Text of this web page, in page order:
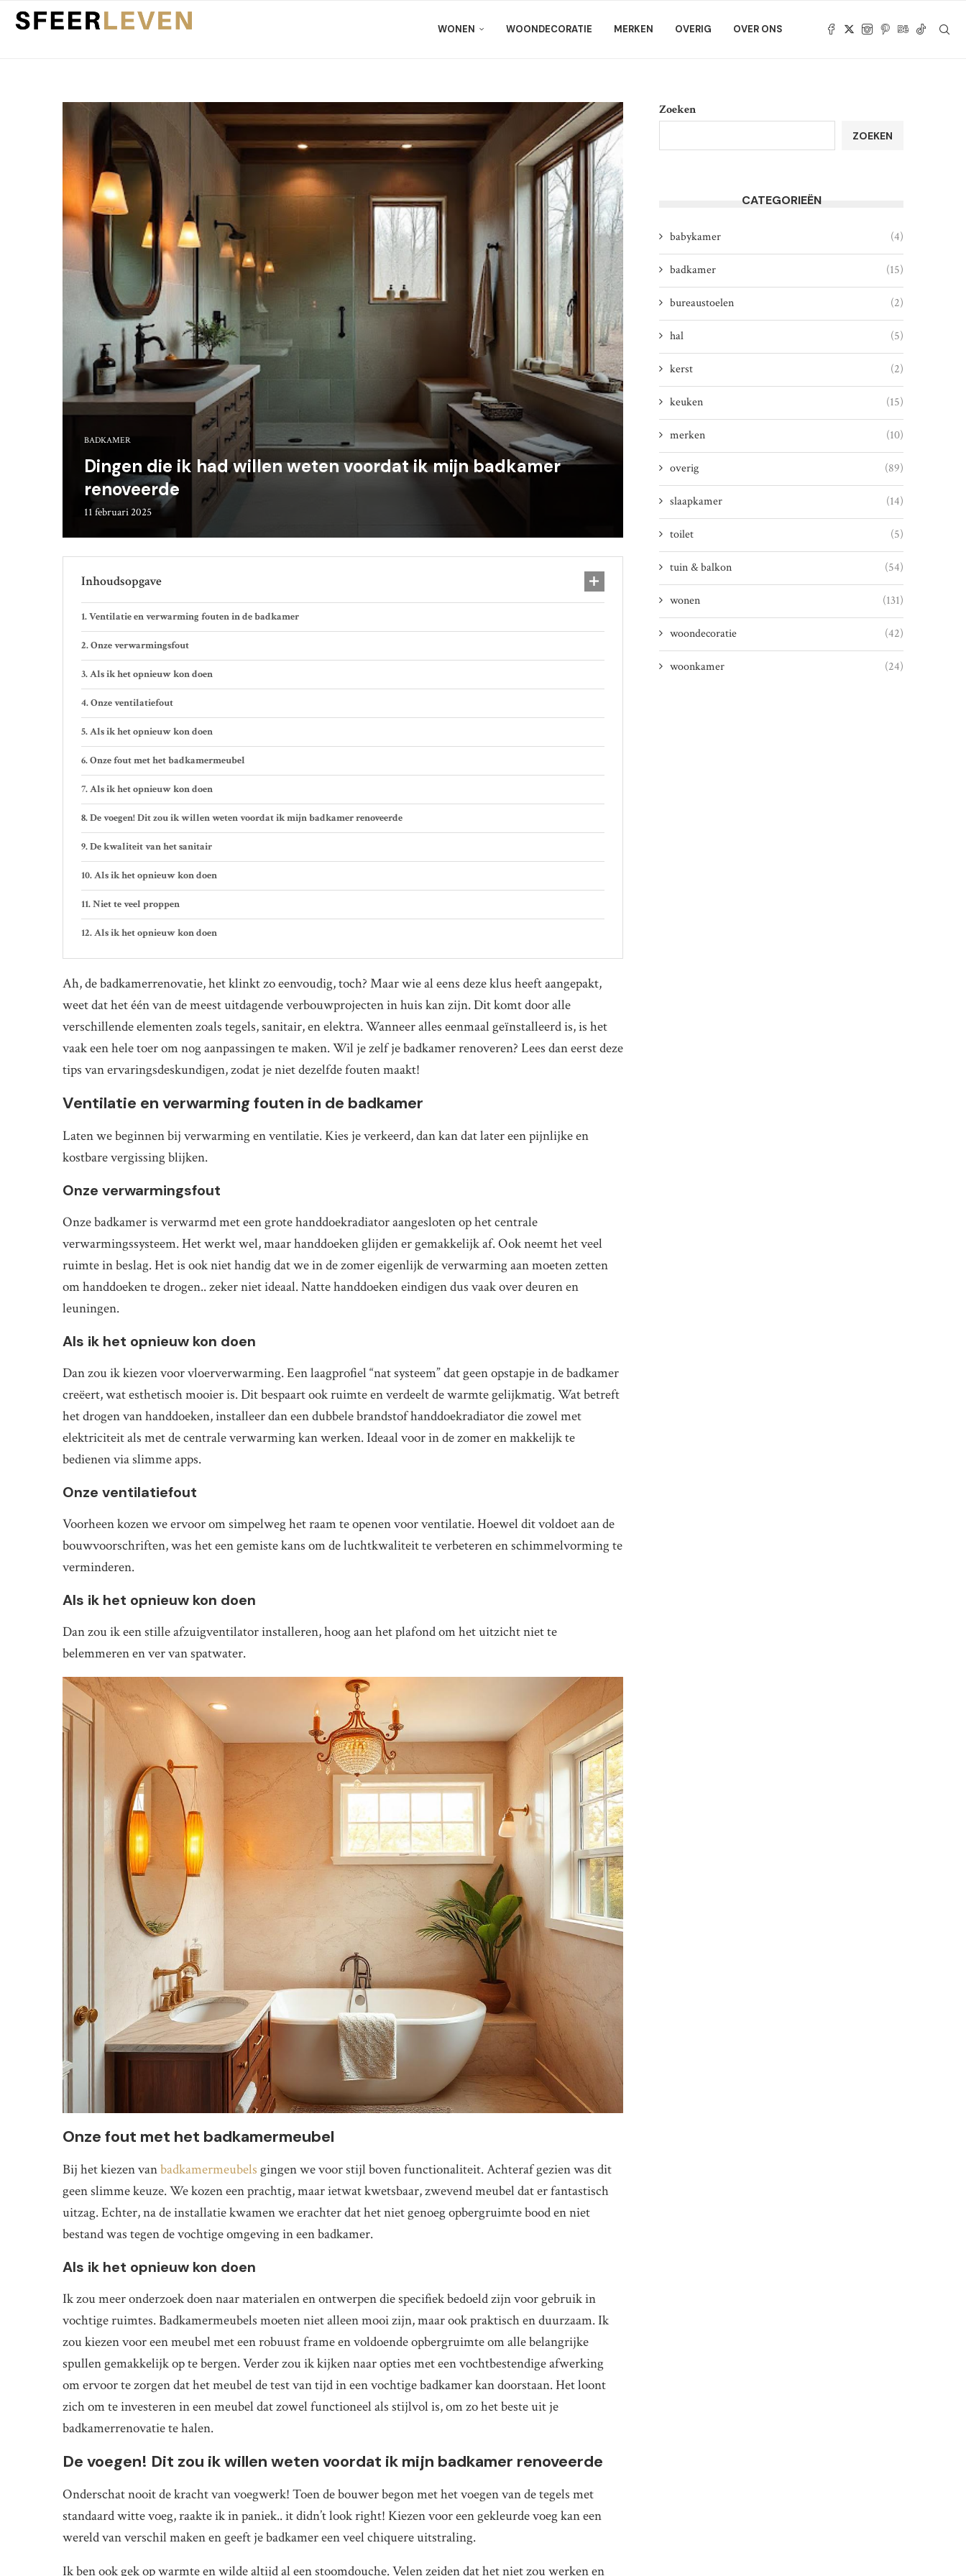
WONEN WOONDECORATIE MERKEN OVERIG OVER ONS
BADKAMER
Dingen die ik had willen weten voordat ik mijn badkamer
renoveerde
11 februari 2025
Inhoudsopgave
Ventilatie en verwarming fouten in de badkamer
Onze verwarmingsfout
Als ik het opnieuw kon doen
Onze ventilatiefout
Als ik het opnieuw kon doen
Onze fout met het badkamermeubel
Als ik het opnieuw kon doen
De voegen! Dit zou ik willen weten voordat ik mijn badkamer renoveerde
De kwaliteit van het sanitair
Als ik het opnieuw kon doen
Niet te veel proppen
Als ik het opnieuw kon doen
Ah, de badkamerrenovatie, het klinkt zo eenvoudig, toch? Maar wie al eens deze klus heeft aangepakt,
weet dat het één van de meest uitdagende verbouwprojecten in huis kan zijn. Dit komt door alle
verschillende elementen zoals tegels, sanitair, en elektra. Wanneer alles eenmaal geïnstalleerd is, is het
vaak een hele toer om nog aanpassingen te maken. Wil je zelf je badkamer renoveren? Lees dan eerst deze
tips van ervaringsdeskundigen, zodat je niet dezelfde fouten maakt!
Ventilatie en verwarming fouten in de badkamer
Laten we beginnen bij verwarming en ventilatie. Kies je verkeerd, dan kan dat later een pijnlijke en
kostbare vergissing blijken.
Onze verwarmingsfout
Onze badkamer is verwarmd met een grote handdoekradiator aangesloten op het centrale
verwarmingssysteem. Het werkt wel, maar handdoeken glijden er gemakkelijk af. Ook neemt het veel
ruimte in beslag. Het is ook niet handig dat we in de zomer eigenlijk de verwarming aan moeten zetten
om handdoeken te drogen.. zeker niet ideaal. Natte handdoeken eindigen dus vaak over deuren en
leuningen.
Als ik het opnieuw kon doen
Dan zou ik kiezen voor vloerverwarming. Een laagprofiel “nat systeem” dat geen opstapje in de badkamer
creëert, wat esthetisch mooier is. Dit bespaart ook ruimte en verdeelt de warmte gelijkmatig. Wat betreft
het drogen van handdoeken, installeer dan een dubbele brandstof handdoekradiator die zowel met
elektriciteit als met de centrale verwarming kan werken. Ideaal voor in de zomer en makkelijk te
bedienen via slimme apps.
Onze ventilatiefout
Voorheen kozen we ervoor om simpelweg het raam te openen voor ventilatie. Hoewel dit voldoet aan de
bouwvoorschriften, was het een gemiste kans om de luchtkwaliteit te verbeteren en schimmelvorming te
verminderen.
Als ik het opnieuw kon doen
Dan zou ik een stille afzuigventilator installeren, hoog aan het plafond om het uitzicht niet te
belemmeren en ver van spatwater.
Onze fout met het badkamermeubel
Bij het kiezen vanbadkamermeubels gingen we voor stijl boven functionaliteit. Achteraf gezien was dit
geen slimme keuze. We kozen een prachtig, maar ietwat kwetsbaar, zwevend meubel dat er fantastisch
uitzag. Echter, na de installatie kwamen we erachter dat het niet genoeg opbergruimte bood en niet
bestand was tegen de vochtige omgeving in een badkamer.
Als ik het opnieuw kon doen
Ik zou meer onderzoek doen naar materialen en ontwerpen die specifiek bedoeld zijn voor gebruik in
vochtige ruimtes. Badkamermeubels moeten niet alleen mooi zijn, maar ook praktisch en duurzaam. Ik
zou kiezen voor een meubel met een robuust frame en voldoende opbergruimte om alle belangrijke
spullen gemakkelijk op te bergen. Verder zou ik kijken naar opties met een vochtbestendige afwerking
om ervoor te zorgen dat het meubel de test van tijd in een vochtige badkamer kan doorstaan. Het loont
zich om te investeren in een meubel dat zowel functioneel als stijlvol is, om zo het beste uit je
badkamerrenovatie te halen.
De voegen! Dit zou ik willen weten voordat ik mijn badkamer renoveerde
Onderschat nooit de kracht van voegwerk! Toen de bouwer begon met het voegen van de tegels met
standaard witte voeg, raakte ik in paniek.. it didn’t look right! Kiezen voor een gekleurde voeg kan een
wereld van verschil maken en geeft je badkamer een veel chiquere uitstraling.
Ik ben ook gek op warmte en wilde altijd al een stoomdouche. Velen zeiden dat het niet zou werken en
Zoeken
ZOEKEN
CATEGORIEËN
babykamer (4)
badkamer (15)
bureaustoelen (2)
hal (5)
kerst (2)
keuken (15)
merken (10)
overig (89)
slaapkamer (14)
toilet (5)
tuin & balkon (54)
wonen (131)
woondecoratie (42)
woonkamer (24)